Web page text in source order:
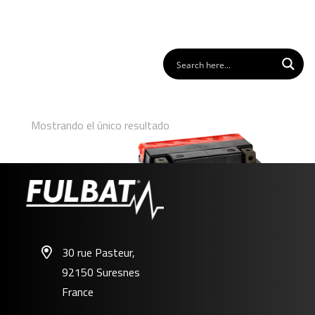
Mostrando el único resultado
30 rue Pasteur,
92150 Suresnes
France